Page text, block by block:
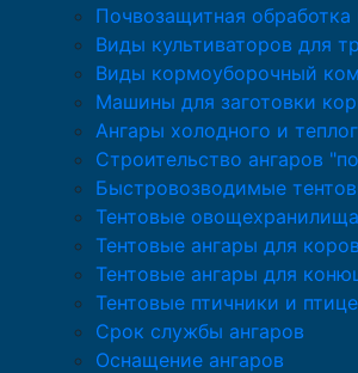
Почвозащитная обработка
Виды культиваторов для
Виды кормоуборочный
Машины для заготовки
Ангары холодного и
Строительство ангаров
Быстровозводимые
Тентовые овощехранилища
Тентовые ангары для
Тентовые ангары для
Тентовые птичники и
Срок службы ангаров
Оснащение ангаров